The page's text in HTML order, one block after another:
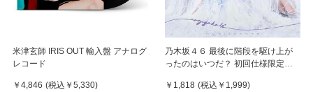
米津玄師 IRIS OUT 輸入盤 アナログ
レコード
￥4,846 (税込 ￥5,330)
乃木坂４６ 最後に階段を駆け上が
ったのはいつだ？ 初回仕様限定盤C
￥1,818 (税込 ￥1,999)